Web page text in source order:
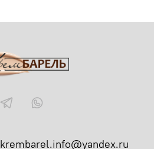
krembarel.info@yandex.ru